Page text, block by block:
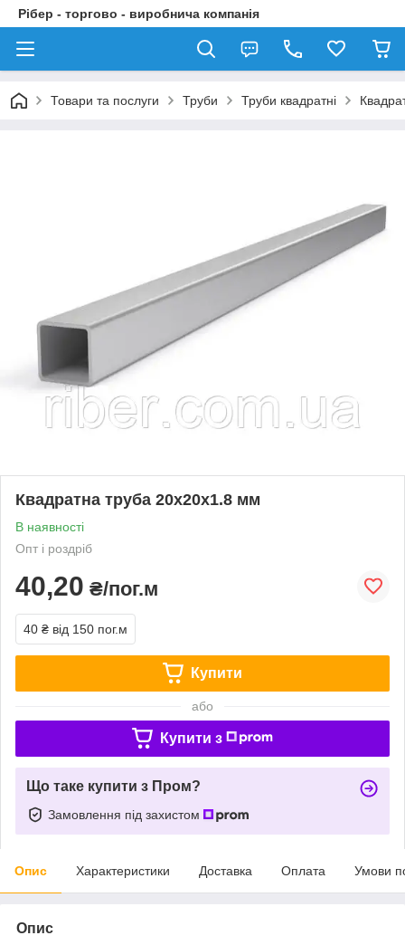
Рібер - торгово - виробнича компанія
Товари та послуги Труби Труби квадратні
Квадратна труба 20х20х1.8 мм
В наявності
Опт і роздріб
40,20 ₴/пог.м
40 ₴ від 150 пог.м
Купити
або
Купити з
Що таке купити з Пром?
Замовлення під захистом
Опис Характеристики Доставка Оплата Умови
Опис